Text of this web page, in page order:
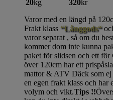
20kg 320kr
Varor med en längd på
Frakt klass “Långgods“
varor separat , så om du
kommer dom inte kunna
paket för slidsen och ett
över 120cm har ett
mattor & ATV Däck som ej
en egen frakt klass och har
volym och vikt.Tips !!